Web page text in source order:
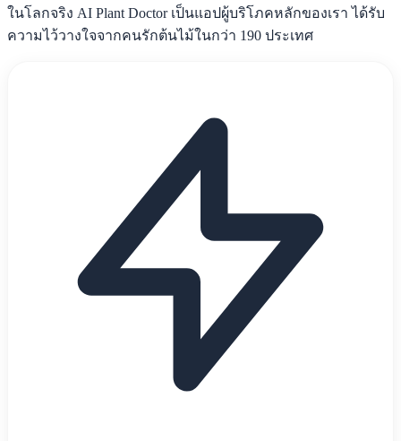
ในโลกจริง AI Plant Doctor เป็นแอปผู้บริโภคหลักของเรา ได้รับ
ความไว้วางใจจากคนรักต้นไม้ในกว่า 190 ประเทศ